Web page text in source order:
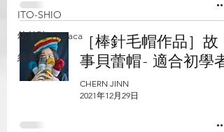
ITO-SHIO
幼羊駝 Titicaca
絲羊毛
［棒針毛帽作品］故
事貝蕾帽- 適合初學者
CHERN JINN
2021年12月29日